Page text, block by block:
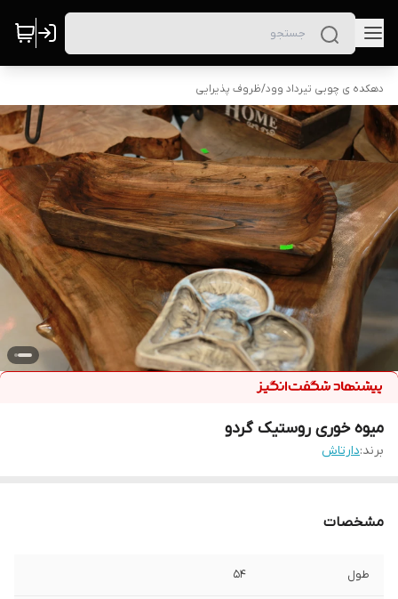
دهکده ی چوبی تیرداد وود/ظروف پذیرایی
میوه خوری روستیک گردو
برند:دارتاش
مشخصات
طول 54